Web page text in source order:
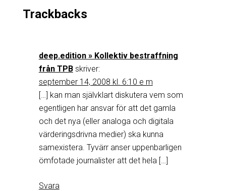
Trackbacks
deep.edition » Kollektiv bestraffning
från TPB skriver:
september 14, 2008 kl. 6:10 e m
[…] kan man självklart diskutera vem som
egentligen har ansvar för att det gamla
och det nya (eller analoga och digitala
värderingsdrivna medier) ska kunna
samexistera. Tyvärr anser uppenbarligen
ömfotade journalister att det hela […]
Svara